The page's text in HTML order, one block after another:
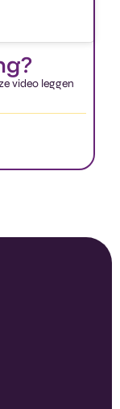
video leggen